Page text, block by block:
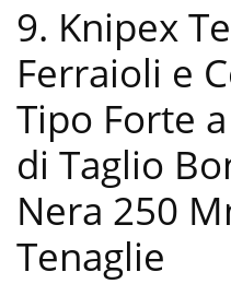
9. Knipex
Ferraioli e
Tipo Forte
di Taglio
Nera 250
Tenaglie